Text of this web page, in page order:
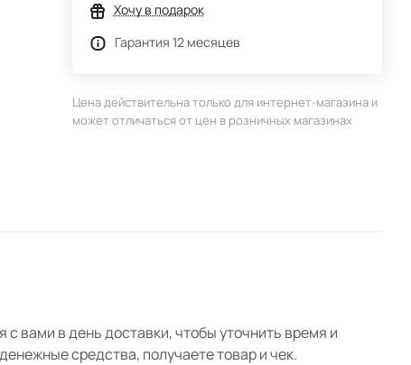
Хочу в подарок
Гарантия 12 месяцев
Цена действительна только для интернет-магазина и
может отличаться от цен в розничных магазинах
вами в день доставки, чтобы уточнить время и
средства, получаете товар и чек.